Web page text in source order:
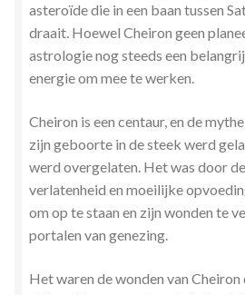
in woord en beeld
Priesteressen van Isis- Hal der
Stress en Burn-out Coaching
asteroïde die in een baan tussen
draait. Hoewel Cheiron geen
astrologie nog steeds een
energie om mee te werken.
Cheiron is een centaur, en de
zijn geboorte in de steek werd
werd overgelaten. Het was door
verlatenheid en moeilijke
om op te staan en zijn wonden te
portalen van genezing.
Het waren de wonden van Cheiron